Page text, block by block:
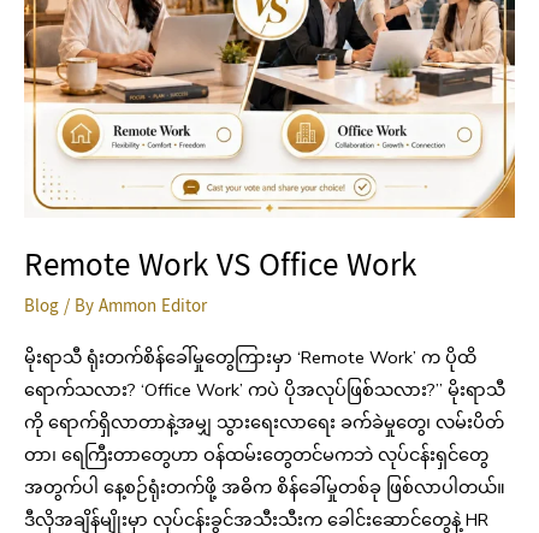
Remote Work VS Office Work
Blog/ ByAmmon Editor
မိုးရာသီ ရုံးတက်စိန်ခေါ်မှုတွေကြားမှာ ‘Remote Work’ က ပိုထိ
ရောက်သလား? ‘Office Work’ ကပဲ ပိုအလုပ်ဖြစ်သလား?” မိုးရာသီ
ကို ရောက်ရှိလာတာနဲ့အမျှ သွားရေးလာရေး ခက်ခဲမှုတွေ၊ လမ်းပိတ်
တာ၊ ရေကြီးတာတွေဟာ ဝန်ထမ်းတွေတင်မကဘဲ လုပ်ငန်းရှင်တွေ
အတွက်ပါ နေ့စဉ်ရုံးတက်ဖို့ အဓိက စိန်ခေါ်မှုတစ်ခု ဖြစ်လာပါတယ်။
ဒီလိုအချိန်မျိုးမှာ လုပ်ငန်းခွင်အသီးသီးက ခေါင်းဆောင်တွေနဲ့ HR